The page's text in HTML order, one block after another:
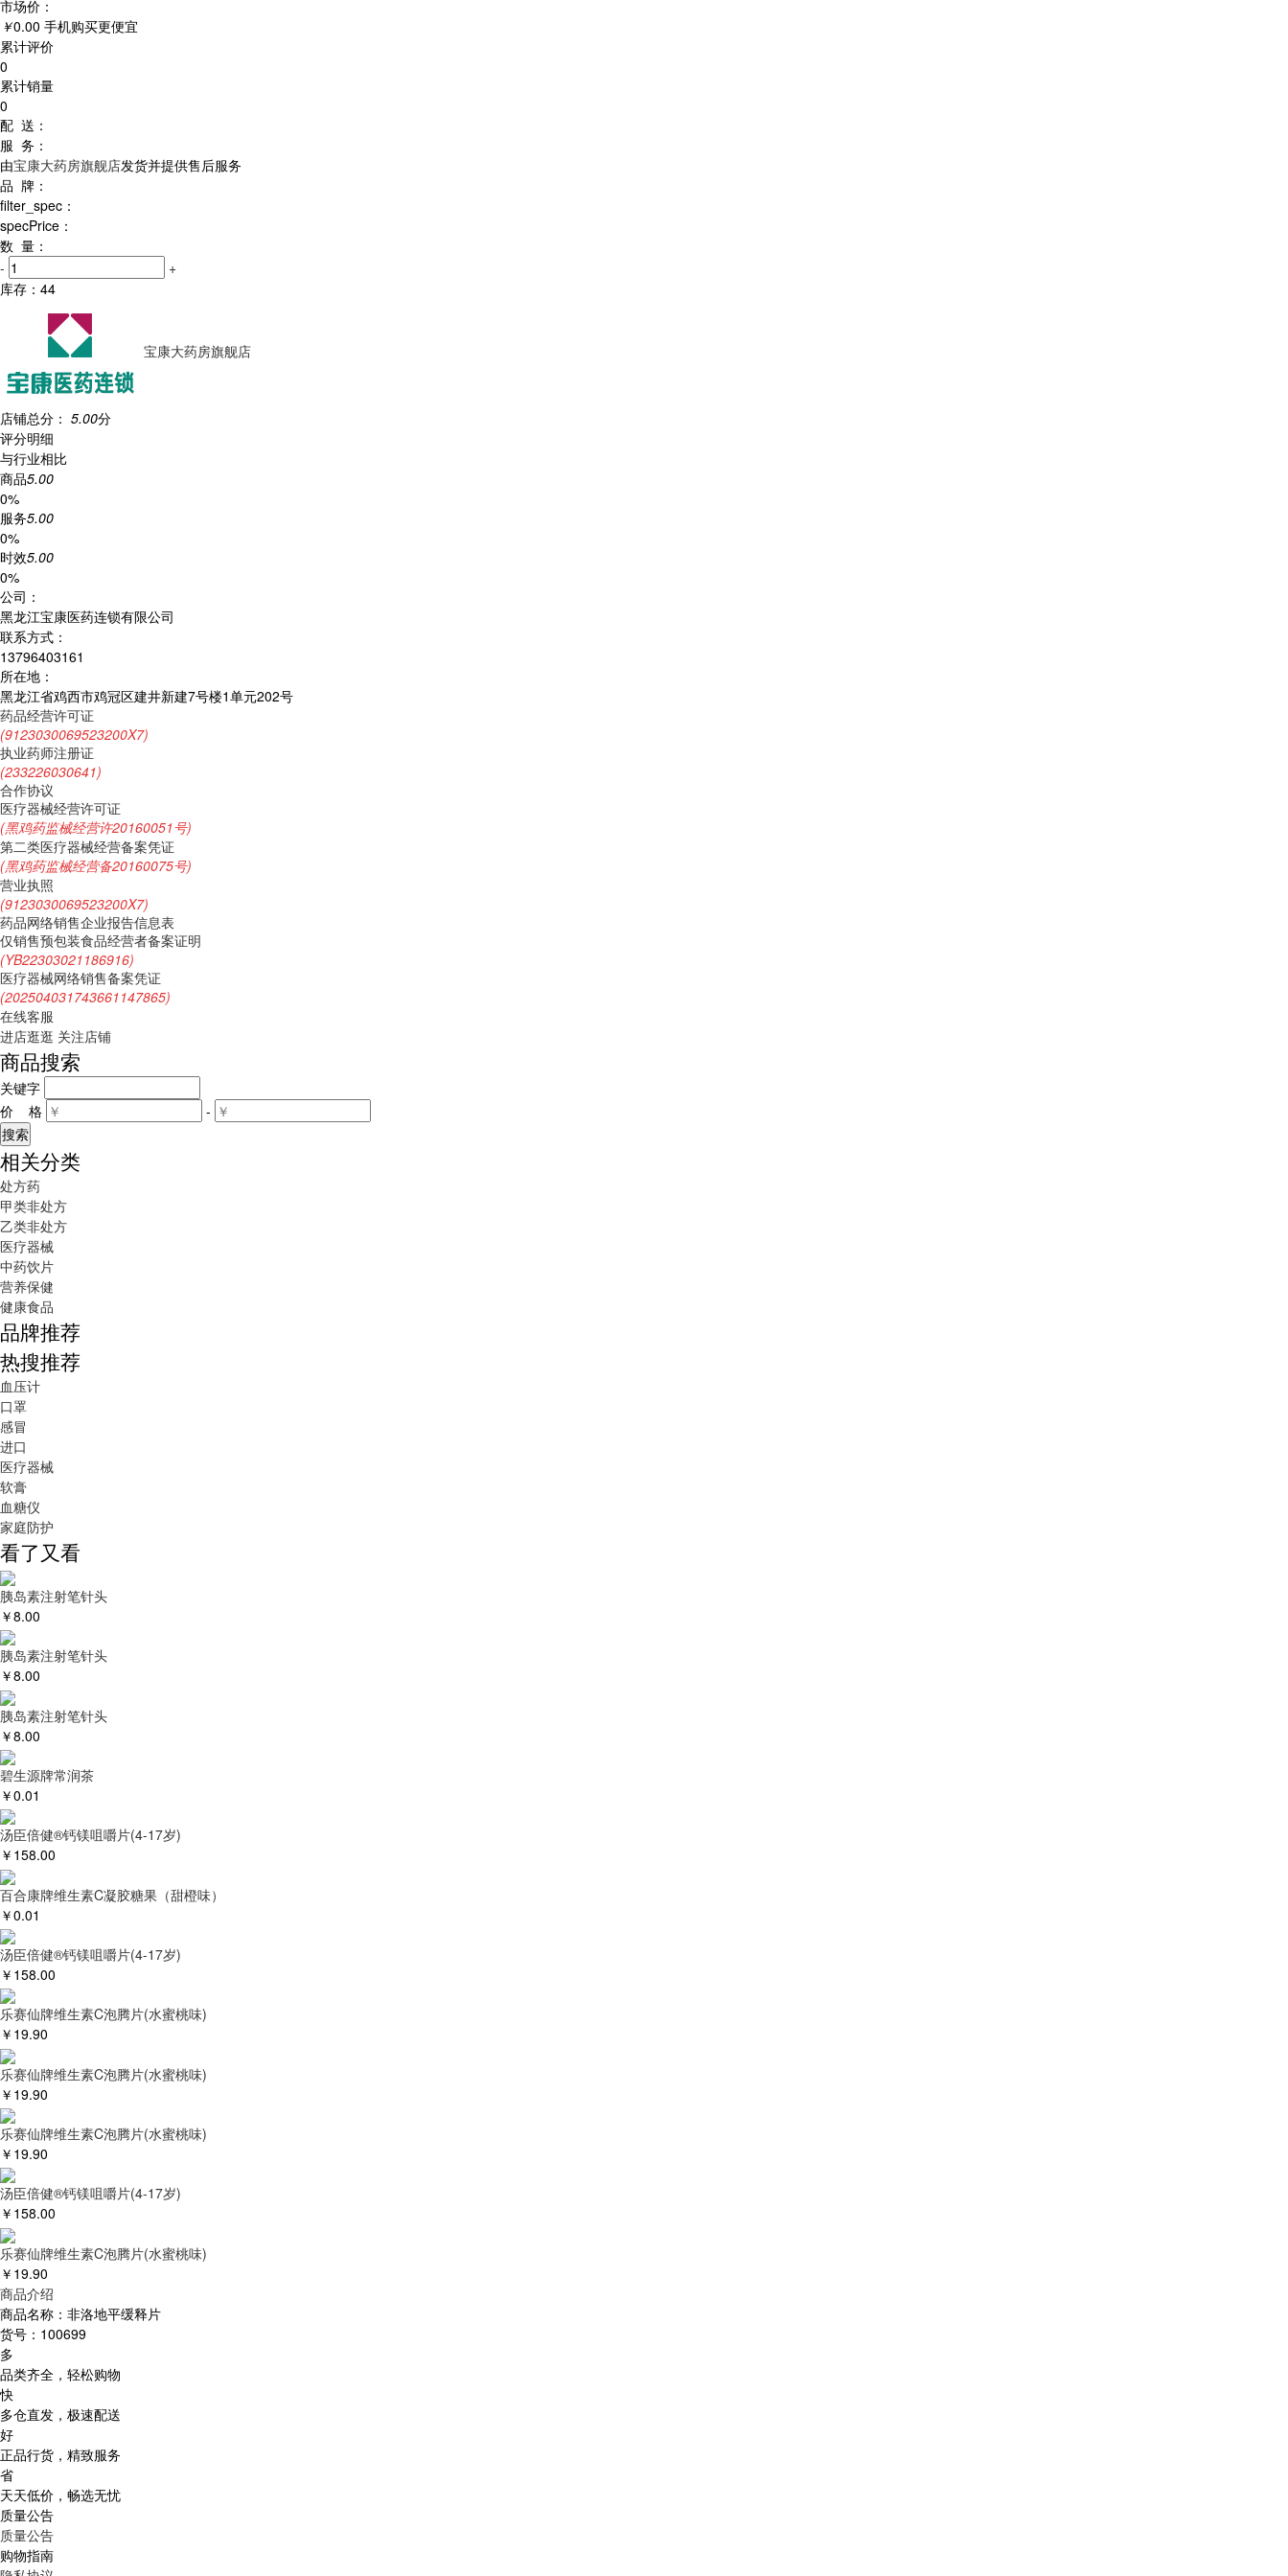
市场价：
￥0.00 手机购买更便宜
累计评价
0
累计销量
0
配 送：
服 务：
由宝康大药房旗舰店发货并提供售后服务
品 牌：
filter_spec：
specPrice：
数 量：
-
+
库存： 44
宝康大药房旗舰店
店铺总分： 5.00分
评分明细
与行业相比
商品5.00
0%
服务5.00
0%
时效5.00
0%
公司：
黑龙江宝康医药连锁有限公司
联系方式：
13796403161
所在地：
黑龙江省鸡西市鸡冠区建井新建7号楼1单元202号
药品经营许可证
(9123030069523200X7)
执业药师注册证
(233226030641)
合作协议
医疗器械经营许可证
(黑鸡药监械经营许20160051号)
第二类医疗器械经营备案凭证
(黑鸡药监械经营备20160075号)
营业执照
(9123030069523200X7)
药品网络销售企业报告信息表
仅销售预包装食品经营者备案证明
(YB22303021186916)
医疗器械网络销售备案凭证
(202504031743661147865)
在线客服
进店逛逛 关注店铺
商品搜索
关键字
价 格
-
相关分类
处方药
甲类非处方
乙类非处方
医疗器械
中药饮片
营养保健
健康食品
品牌推荐
热搜推荐
血压计
口罩
感冒
进口
医疗器械
软膏
血糖仪
家庭防护
看了又看
胰岛素注射笔针头
￥8.00
胰岛素注射笔针头
￥8.00
胰岛素注射笔针头
￥8.00
碧生源牌常润茶
￥0.01
汤臣倍健®钙镁咀嚼片(4-17岁)
￥ 158.00
百合康牌维生素C凝胶糖果（甜橙味）
￥0.01
汤臣倍健®钙镁咀嚼片(4-17岁)
￥ 158.00
乐赛仙牌维生素C泡腾片(水蜜桃味)
￥ 19.90
乐赛仙牌维生素C泡腾片(水蜜桃味)
￥ 19.90
乐赛仙牌维生素C泡腾片(水蜜桃味)
￥ 19.90
汤臣倍健®钙镁咀嚼片(4-17岁)
￥ 158.00
乐赛仙牌维生素C泡腾片(水蜜桃味)
￥ 19.90
商品介绍
商品名称： 非洛地平缓释片
货号： 100699
多
品类齐全，轻松购物
快
多仓直发，极速配送
好
正品行货，精致服务
省
天天低价，畅选无忧
质量公告
质量公告
购物指南